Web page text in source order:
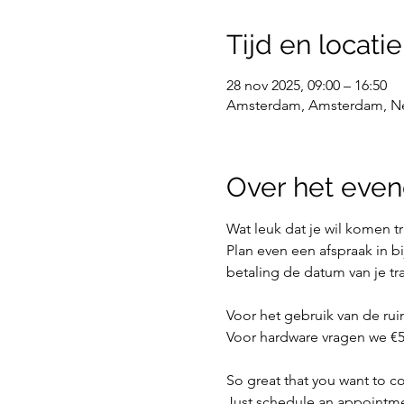
Tijd en locatie
28 nov 2025, 09:00 – 16:50
Amsterdam, Amsterdam,
Over het
Wat leuk dat je wil komen
Plan even een afspraak in
betaling de datum van je
Voor het gebruik van de
Voor hardware vragen we
So great that you want to